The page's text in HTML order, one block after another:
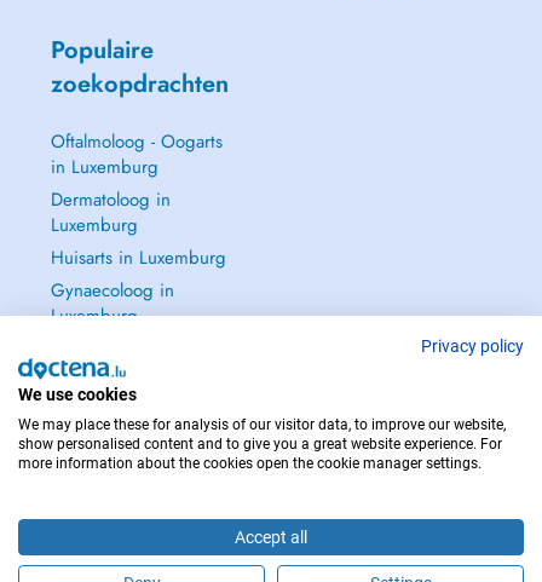
Populaire
zoekopdrachten
Oftalmoloog - Oogarts
in Luxemburg
Dermatoloog in
Luxemburg
Huisarts in Luxemburg
Gynaecoloog in
Luxemburg
NEEM IN GEVAL VAN NOOD CONTACT OP MET : 112
Privacy policy
We use cookies
We may place these for analysis of our visitor data, to improve our website,
show personalised content and to give you a great website experience. For
more information about the cookies open the cookie manager settings.
Accept all